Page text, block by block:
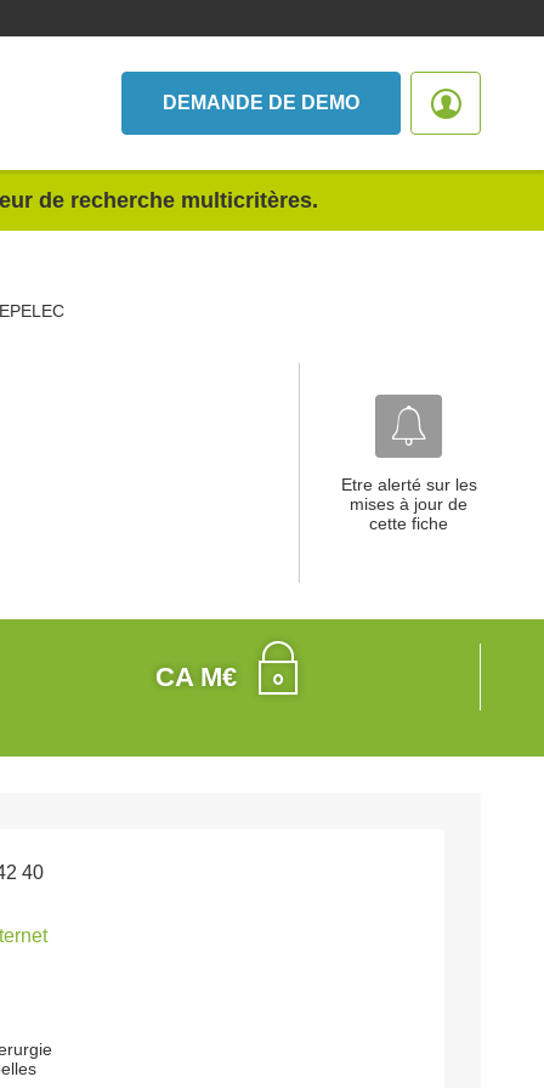
DEMANDE DE DEMO
de recherche multicritères.
Etre alerté sur les
mises à jour de
cette fiche
CA M€
40